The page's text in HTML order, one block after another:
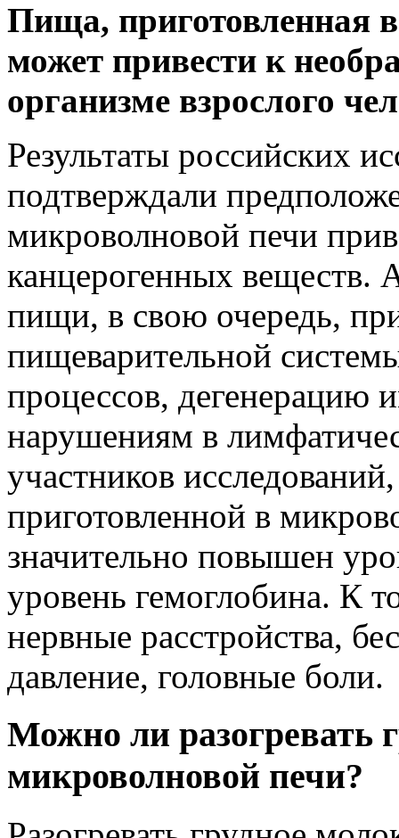
Пища, приготовленная
может привести к
организме взрослого
Результаты российских
подтверждали
микроволновой печи
канцерогенных веществ.
пищи, в свою очередь,
пищеварительной
процессов, дегенерацию
нарушениям в
участников
приготовленной в
значительно повышен
уровень гемоглобина. К
нервные расстройства,
давление, головные боли.
Можно ли разогревать
микроволновой печи?